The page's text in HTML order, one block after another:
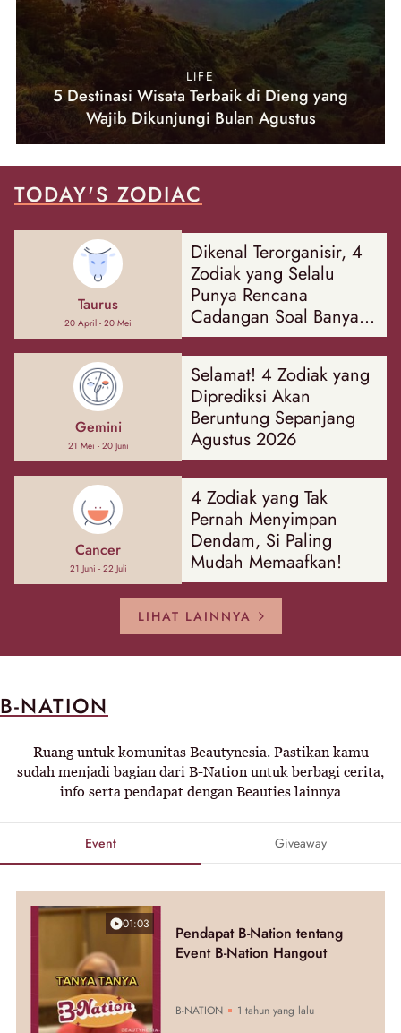
LIFE
5 Destinasi Wisata Terbaik di Dieng yang
Wajib Dikunjungi Bulan Agustus
TODAY'S ZODIAC
Taurus
20 April - 20 Mei
Dikenal Terorganisir, 4
Zodiak yang Selalu
Punya Rencana
Cadangan Soal Banyak
Hal
Gemini
21 Mei - 20 Juni
Selamat! 4 Zodiak yang
Diprediksi Akan
Beruntung Sepanjang
Agustus 2026
Cancer
21 Juni - 22 Juli
4 Zodiak yang Tak
Pernah Menyimpan
Dendam, Si Paling
Mudah Memaafkan!
LIHAT LAINNYA
B-NATION
Ruang untuk komunitas Beautynesia. Pastikan kamu
sudah menjadi bagian dari B-Nation untuk berbagi cerita,
info serta pendapat dengan Beauties lainnya
Event Giveaway
01:03
Pendapat B-Nation tentang
Event B-Nation Hangout
B-NATION 1 tahun yang lalu